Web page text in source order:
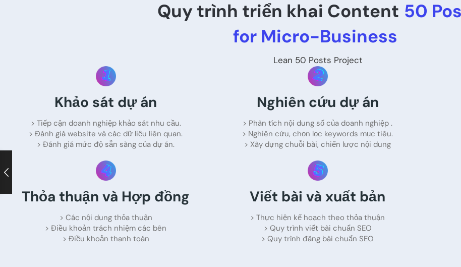
Quy trình triển khai Content 50
for Micro-Business
Lean 50 Posts Project
Khảo sát dự án
> Tiếp cận doanh nghiệp khảo sát nhu cầu.
> Đánh giá website và các dữ liệu liên quan.
> Đánh giá mức độ sẵn sàng của dự án.
Nghiên cứu dự án
> Phân tích nội dung số của doanh nghiệp .
> Nghiên cứu, chọn lọc keywords mục tiêu.
> Xây dựng chuỗi bài, chiến lược nội dung
Thỏa thuận và Hợp đồng
> Các nội dung thỏa thuận
> Điều khoản trách nhiệm các bên
> Điều khoản thanh toán
Viết bài và xuất bản
> Thực hiện kế hoạch theo thỏa thuận
> Quy trình viết bài chuẩn SEO
> Quy trình đăng bài chuẩn SEO